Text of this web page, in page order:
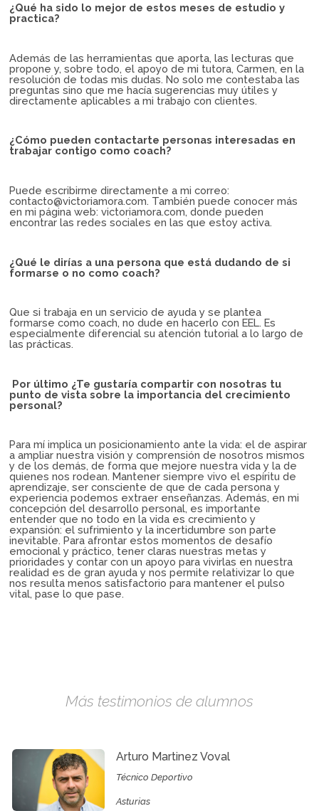
¿Qué ha sido lo mejor de estos meses de estudio y
practica?
Además de las herramientas que aporta, las lecturas que
propone y, sobre todo, el apoyo de mi tutora, Carmen, en la
resolución de todas mis dudas. No solo me contestaba las
preguntas sino que me hacía sugerencias muy útiles y
directamente aplicables a mi trabajo con clientes.
¿Cómo pueden contactarte personas interesadas en
trabajar contigo como coach?
Puede escribirme directamente a mi correo:
contacto@victoriamora.com. También puede conocer más
en mi página web: victoriamora.com, donde pueden
encontrar las redes sociales en las que estoy activa.
¿Qué le dirías a una persona que está dudando de si
formarse o no como coach?
Que si trabaja en un servicio de ayuda y se plantea
formarse como coach, no dude en hacerlo con EEL. Es
especialmente diferencial su atención tutorial a lo largo de
las prácticas.
Por último ¿Te gustaría compartir con nosotras tu
punto de vista sobre la importancia del crecimiento
personal?
Para mí implica un posicionamiento ante la vida: el de aspirar
a ampliar nuestra visión y comprensión de nosotros mismos
y de los demás, de forma que mejore nuestra vida y la de
quienes nos rodean. Mantener siempre vivo el espíritu de
aprendizaje, ser consciente de que de cada persona y
experiencia podemos extraer enseñanzas. Además, en mi
concepción del desarrollo personal, es importante
entender que no todo en la vida es crecimiento y
expansión: el sufrimiento y la incertidumbre son parte
inevitable. Para afrontar estos momentos de desafío
emocional y práctico, tener claras nuestras metas y
prioridades y contar con un apoyo para vivirlas en nuestra
realidad es de gran ayuda y nos permite relativizar lo que
nos resulta menos satisfactorio para mantener el pulso
vital, pase lo que pase.
Más testimonios de alumnos
Arturo Martinez Voval
Técnico Deportivo
Asturias